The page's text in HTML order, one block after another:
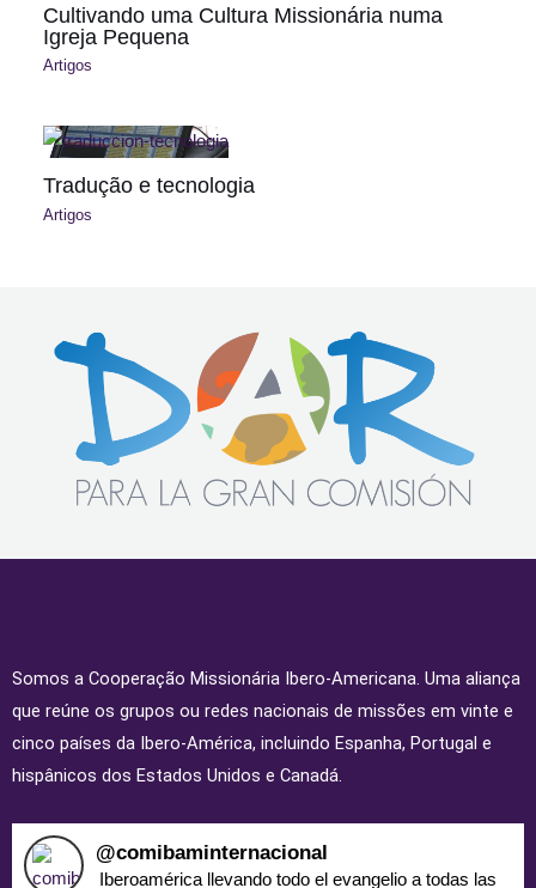
Cultivando uma Cultura Missionária numa
Igreja Pequena
Artigos
Tradução e tecnologia
Artigos
Somos a Cooperação Missionária Ibero-Americana. Uma aliança
que reúne os grupos ou redes nacionais de missões em vinte e
cinco países da Ibero-América, incluindo Espanha, Portugal e
hispânicos dos Estados Unidos e Canadá.
@comibaminternacional
Iberoamérica llevando todo el evangelio a todas las